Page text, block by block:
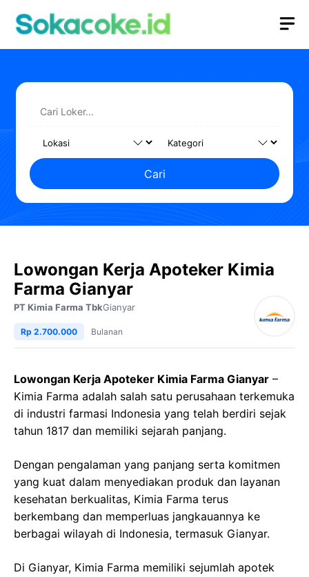
Cari
Lowongan Kerja Apoteker Kimia
Farma Gianyar
PT Kimia Farma TbkGianyar
Rp 2.700.000 Bulanan
Lowongan Kerja Apoteker Kimia Farma Gianyar –
Kimia Farma adalah salah satu perusahaan terkemuka
di industri farmasi Indonesia yang telah berdiri sejak
tahun 1817 dan memiliki sejarah panjang.
Dengan pengalaman yang panjang serta komitmen
yang kuat dalam menyediakan produk dan layanan
kesehatan berkualitas, Kimia Farma terus
berkembang dan memperluas jangkauannya ke
berbagai wilayah di Indonesia, termasuk Gianyar.
Di Gianyar, Kimia Farma memiliki sejumlah apotek